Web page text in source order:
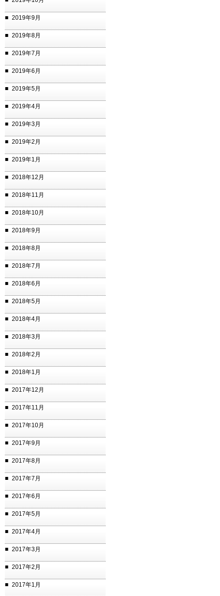
2019年9月
2019年8月
2019年7月
2019年6月
2019年5月
2019年4月
2019年3月
2019年2月
2019年1月
2018年12月
2018年11月
2018年10月
2018年9月
2018年8月
2018年7月
2018年6月
2018年5月
2018年4月
2018年3月
2018年2月
2018年1月
2017年12月
2017年11月
2017年10月
2017年9月
2017年8月
2017年7月
2017年6月
2017年5月
2017年4月
2017年3月
2017年2月
2017年1月